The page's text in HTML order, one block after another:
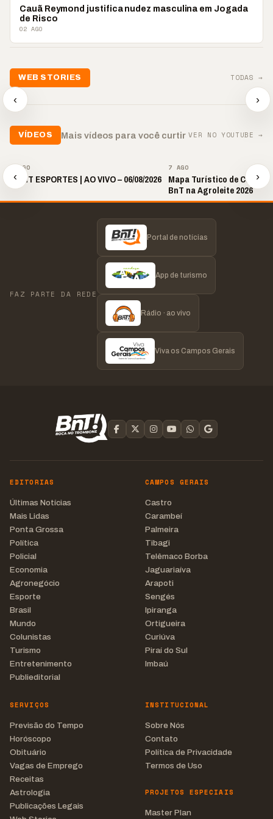
ENTRETENIMENTO
Cauã Reymond justifica nudez masculina em Jogada
de Risco
02 AGO
WEB STORIES TODAS →
‹
🛍️ Atendimento ainda é
o diferencial nas vendas
🔥 “O
custar
›
VÍDEOS Mais vídeos para você curtir VER NO YOUTUBE →
‹
7 AGO
🎙️ BNT ESPORTES | AO VIVO – 06/08/2026
7 AGO
Mapa Turístico de Castro
BnT na Agroleite 2026
›
FAZ PARTE DA REDE
Portal de notícias
App de turismo
Rádio · ao vivo
Viva os Campos Gerais
EDITORIAS
Últimas Notícias
Mais Lidas
Ponta Grossa
Política
Policial
Economia
Agronegócio
Esporte
Brasil
Mundo
Colunistas
Turismo
Entretenimento
Publieditorial
CAMPOS GERAIS
Castro
Carambeí
Palmeira
Tibagi
Telêmaco Borba
Jaguariaíva
Arapoti
Sengés
Ipiranga
Ortigueira
Curiúva
Piraí do Sul
Imbaú
SERVIÇOS
Previsão do Tempo
Horóscopo
Obituário
Vagas de Emprego
Receitas
Astrologia
Publicações Legais
INSTITUCIONAL
Sobre Nós
Contato
Política de Privacidade
Termos de Uso
PROJETOS ESPECIAIS
Master Plan